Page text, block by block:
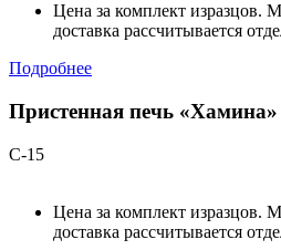
Цена за комплект изразцов.
доставка рассчитывается
Подробнее
Пристенная печь «Хамина»
С-15
Цена за комплект изразцов.
доставка рассчитывается